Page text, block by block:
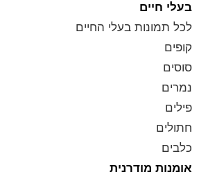
בעלי חיים
לכל תמונות בעלי החיים
קופים
סוסים
נמרים
פילים
חתולים
כלבים
אומנות מודרנית